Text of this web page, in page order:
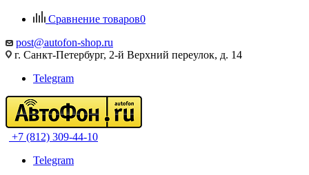
Сравнение товаров0
post@autofon-shop.ru
г. Санкт-Петербург, 2-й Верхний переулок, д. 14
Telegram
+7 (812) 309-44-10
Telegram